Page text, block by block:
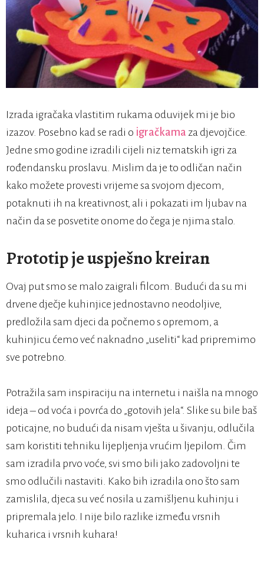
Izrada igračaka vlastitim rukama oduvijek mi je bio
izazov. Posebno kad se radi o igračkama za djevojčice.
Jedne smo godine izradili cijeli niz tematskih igri za
rođendansku proslavu. Mislim da je to odličan način
kako možete provesti vrijeme sa svojom djecom,
potaknuti ih na kreativnost, ali i pokazati im ljubav na
način da se posvetite onome do čega je njima stalo.
Prototip je uspješno kreiran
Ovaj put smo se malo zaigrali filcom. Budući da su mi
drvene dječje kuhinjice jednostavno neodoljive,
predložila sam djeci da počnemo s opremom, a
kuhinjicu ćemo već naknadno „useliti“ kad pripremimo
sve potrebno.
Potražila sam inspiraciju na internetu i naišla na mnogo
ideja – od voća i povrća do „gotovih jela“. Slike su bile baš
poticajne, no budući da nisam vješta u šivanju, odlučila
sam koristiti tehniku lijepljenja vrućim ljepilom. Čim
sam izradila prvo voće, svi smo bili jako zadovoljni te
smo odlučili nastaviti. Kako bih izradila ono što sam
zamislila, djeca su već nosila u zamišljenu kuhinju i
pripremala jelo. I nije bilo razlike između vrsnih
kuharica i vrsnih kuhara!